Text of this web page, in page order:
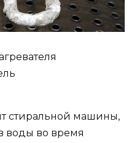
стиральной машины,
воды во время